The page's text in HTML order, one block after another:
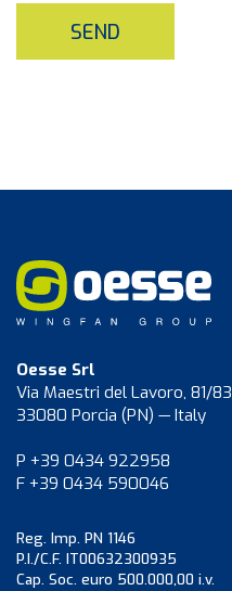
SEND
Oesse Srl
Via Maestri del Lavoro, 81/83
33080 Porcia (PN) — Italy
P +39 0434 922958
F +39 0434 590046
Reg. Imp. PN 1146
P.I./C.F. IT00632300935
Cap. Soc. euro 500.000,00 i.v.